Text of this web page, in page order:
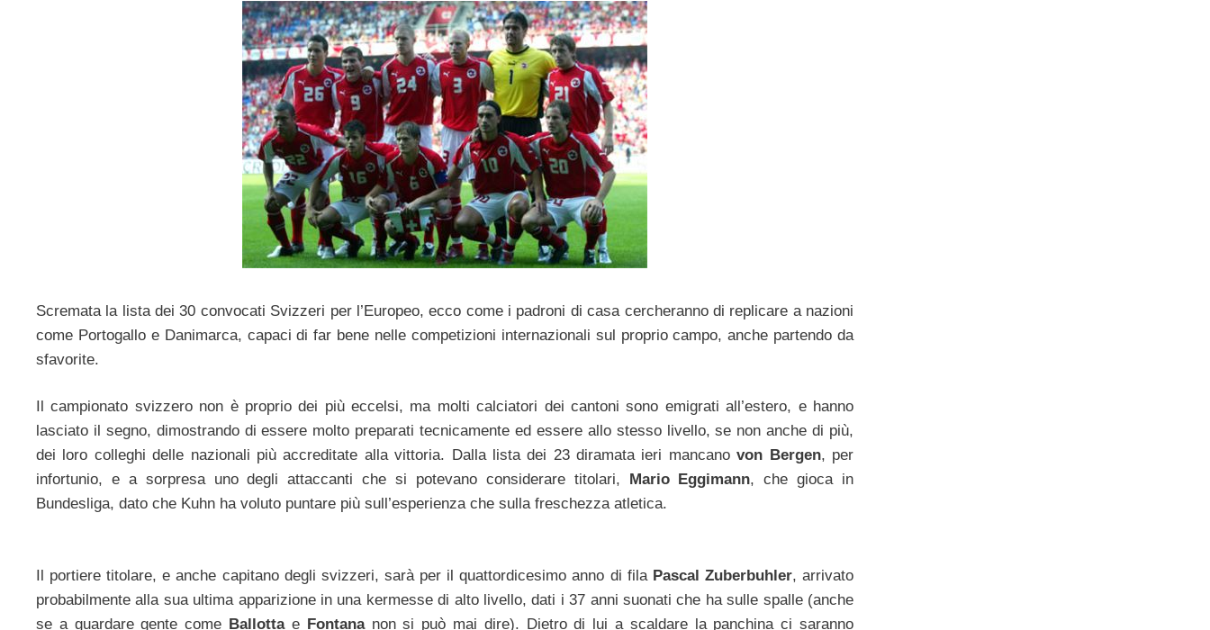
Scremata la lista dei 30 convocati Svizzeri per l’Europeo, ecco come i padroni di casa cercheranno di replicare a nazioni
come Portogallo e Danimarca, capaci di far bene nelle competizioni internazionali sul proprio campo, anche partendo da
sfavorite.
Il campionato svizzero non è proprio dei più eccelsi, ma molti calciatori dei cantoni sono emigrati all’estero, e hanno
lasciato il segno, dimostrando di essere molto preparati tecnicamente ed essere allo stesso livello, se non anche di più,
dei loro colleghi delle nazionali più accreditate alla vittoria. Dalla lista dei 23 diramata ieri mancanovon Bergen, per
infortunio, e a sorpresa uno degli attaccanti che si potevano considerare titolari,
Mario Eggimann, che gioca in
Bundesliga, dato che Kuhn ha voluto puntare più sull’esperienza che sulla freschezza atletica.
Il portiere titolare, e anche capitano degli svizzeri, sarà per il quattordicesimo anno di fila Pascal Zuberbuhler, arrivato
probabilmente alla sua ultima apparizione in una kermesse di alto livello, dati i 37 anni suonati che ha sulle spalle (anche
se a guardare gente come Ballotta e Fontana non si può mai dire). Dietro di lui a scaldare la panchina ci saranno